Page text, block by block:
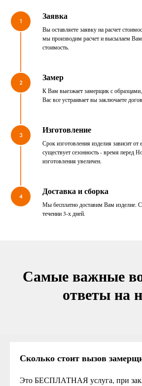
1 Заявка
Вы оставляете заявку на расчет
мы производим расчет и высылаем
стоимость.
2 Замер
К Вам выезжает замерщик с образцами,
Вас все устраивает вы заключаете
3 Изготовление
Срок изготовления изделия зависит
существует сезонность - время перед
изготовления увеличен.
4 Доставка и сборка
Мы бесплатно доставим Вам изделие.
течении 3-х дней.
Самые важные
ответы на
Сколько стоит вызов
Это БЕСПЛАТНАЯ услуга, при